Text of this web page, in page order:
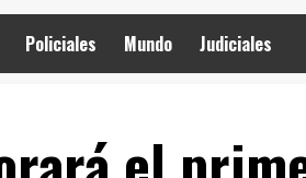
Policiales Mundo Judiciales